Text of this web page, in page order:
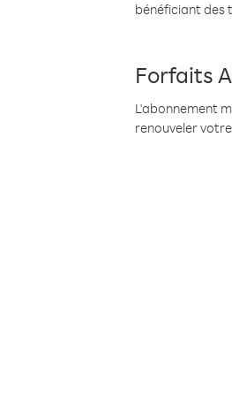
bénéficiant des
Forfaits
L'abonnement
renouveler